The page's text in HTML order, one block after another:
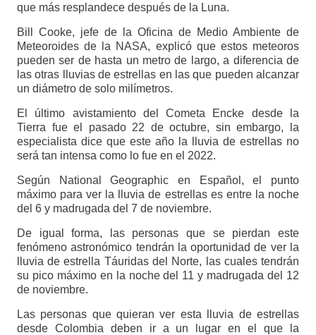
que más resplandece después de la Luna.
Bill Cooke, jefe de la Oficina de Medio Ambiente de
Meteoroides de la NASA, explicó que estos meteoros
pueden ser de hasta un metro de largo, a diferencia de
las otras lluvias de estrellas en las que pueden alcanzar
un diámetro de solo milímetros.
El último avistamiento del Cometa Encke desde la
Tierra fue el pasado 22 de octubre, sin embargo, la
especialista dice que este año la lluvia de estrellas no
será tan intensa como lo fue en el 2022.
Según National Geographic en Español, el punto
máximo para ver la lluvia de estrellas es entre la noche
del 6 y madrugada del 7 de noviembre.
De igual forma, las personas que se pierdan este
fenómeno astronómico tendrán la oportunidad de ver la
lluvia de estrella Táuridas del Norte, las cuales tendrán
su pico máximo en la noche del 11 y madrugada del 12
de noviembre.
Las personas que quieran ver esta lluvia de estrellas
desde Colombia deben ir a un lugar en el que la